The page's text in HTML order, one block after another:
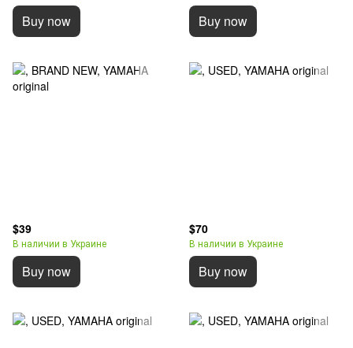
Buy now Buy now
$39
В наличии в Украине
Buy now
$70
В наличии в Украине
Buy now